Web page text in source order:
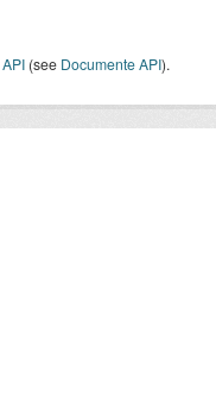
API (see Documente API).